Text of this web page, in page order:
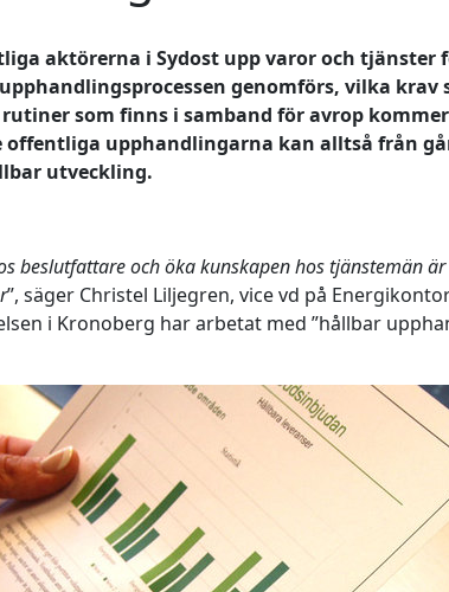
aktörerna i Sydost upp varor och tjänster
genomförs, vilka krav
som finns i samband för avrop
offentliga upphandlingarna kan alltså från
utveckling.
beslutfattare och öka kunskapen hos tjänstemän
”, säger Christel Liljegren, vice vd på
i Kronoberg har arbetat med ”hållbar